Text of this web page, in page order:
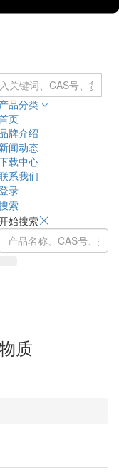
产品分类
页
牌介绍
新闻动态
载中心
系我们
录
索
始搜索
质